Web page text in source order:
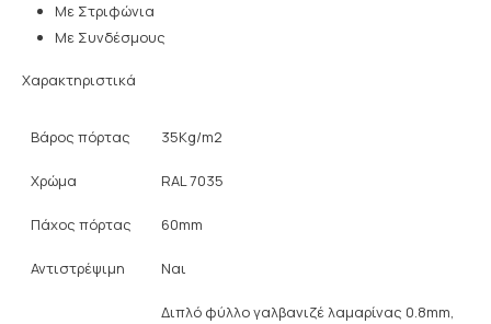
Με Στριφώνια
Με Συνδέσμους
Χαρακτηριστικά
Βάρος πόρτας 35Kg/m2
Χρώμα RAL 7035
Πάχος πόρτας 60mm
Αντιστρέψιμη Ναι
Διπλό φύλλο γαλβανιζέ λαμαρίνας 0.8mm,